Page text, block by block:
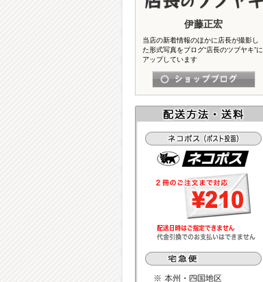
伊藤正宏
当店の新着情報のほかに店長が撮影し
た形式写真をブログ“店長のツブヤキ”に
アップしています